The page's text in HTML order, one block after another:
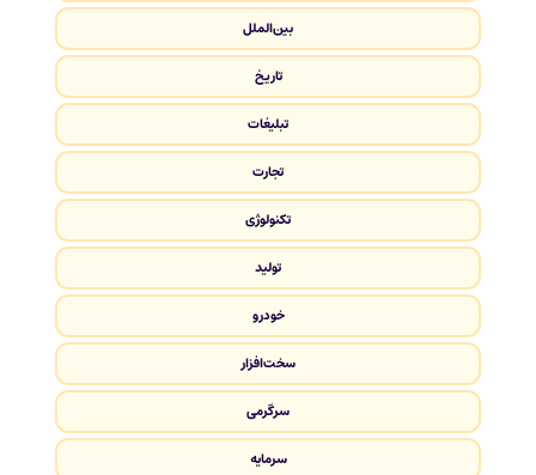
بین‌الملل
تاریخ
تبلیغات
تجارت
تکنولوژی
تولید
خودرو
سخت‌افزار
سرگرمی
سرمایه